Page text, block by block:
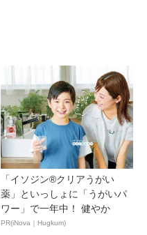
「イソジン®クリアうがい
薬」といっしょに「うがいパ
ワー」で一年中！ 健やか
PR(iNova｜Hugkum)